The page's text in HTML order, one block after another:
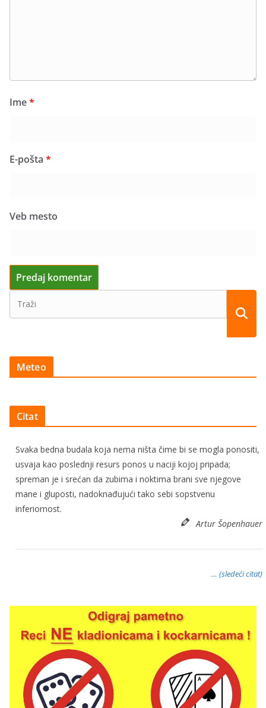
Ime*
E-pošta *
Veb mesto
Meteo
Citat
Svaka bedna budala koja nema ništa čime bi se mogla ponositi,
usvaja kao poslednji resurs ponos u naciji kojoj pripada;
spreman je i srećan da zubima i noktima brani sve njegove
mane i gluposti, nadoknađujući tako sebi sopstvenu
inferiornost.
Artur Šopenhauer
… (sledeći citat)